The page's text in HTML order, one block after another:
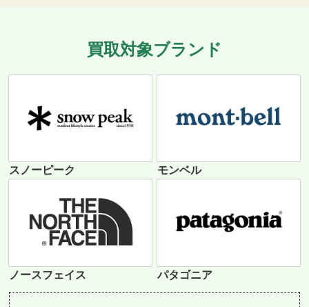
買取対象ブランド
スノーピーク モンベル
ノースフェイス パタゴニア